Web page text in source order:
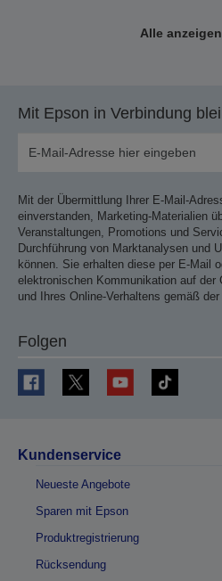
Alle anzeigen
Mit Epson in Verbindung
Mit der Übermittlung Ihrer E-Mail-
einverstanden, Marketing-Materialien
Veranstaltungen, Promotions und
Durchführung von Marktanalysen und
können. Sie erhalten diese per E-Mail
elektronischen Kommunikation auf der
und Ihres Online-Verhaltens gemäß der
Folgen
Kundenservice
Neueste Angebote
Sparen mit Epson
Produktregistrierung
Rücksendung